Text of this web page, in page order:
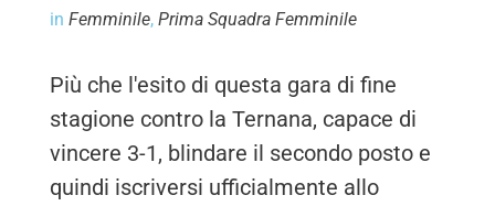
inFemminile,Prima Squadra Femminile
Più che l'esito di questa gara di fine
stagione contro la Ternana, capace di
vincere 3-1, blindare il secondo posto e
quindi iscriversi ufficialmente allo